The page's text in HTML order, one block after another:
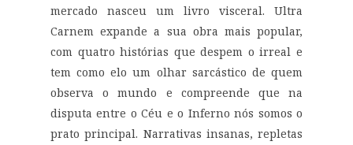
mercado nasceu um livro visceral. Ultra
Carnem expande a sua obra mais popular,
com quatro histórias que despem o irreal e
tem como elo um olhar sarcástico de quem
observa o mundo e compreende que na
disputa entre o Céu e o Inferno nós somos o
prato principal. Narrativas insanas, repletas